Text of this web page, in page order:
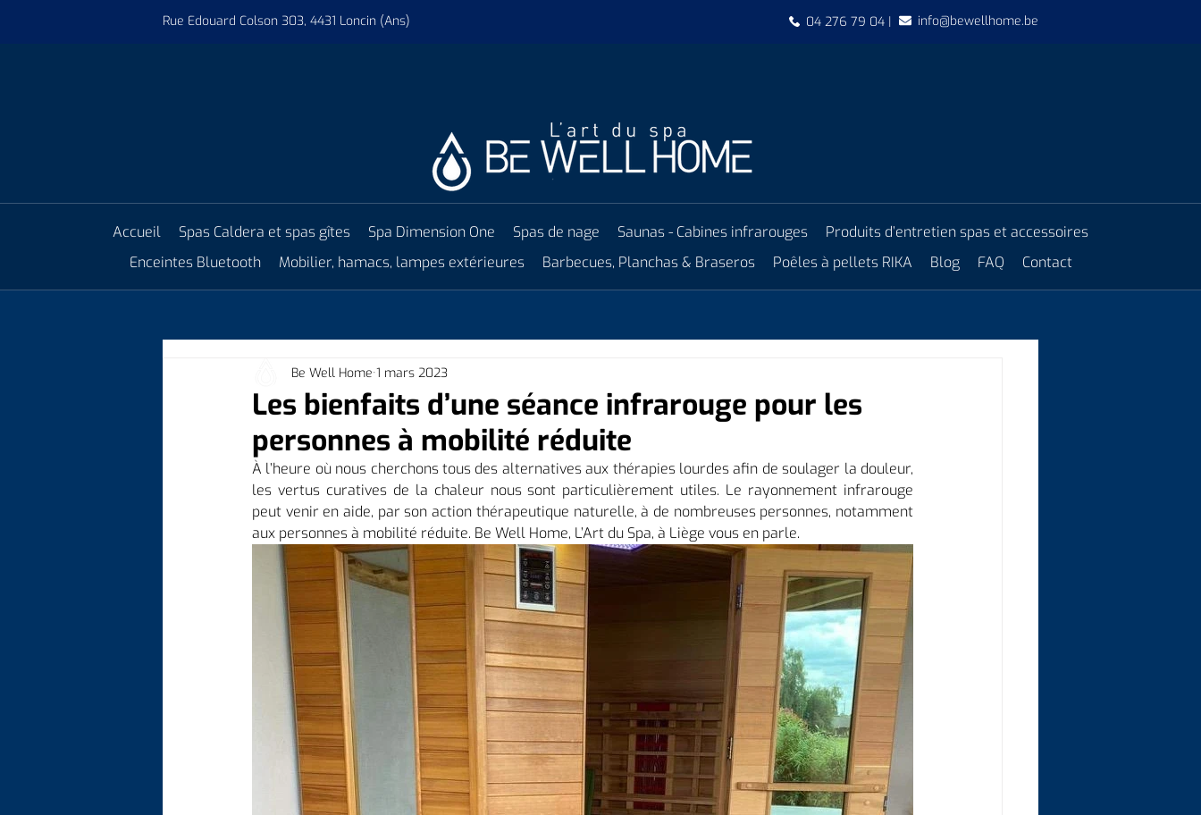
Rue Edouard Colson 303, 4431 Loncin (Ans) 04 276 79 04 | info@bewellhome.be
Accueil Spas Caldera et spas gîtes Spa Dimension One Spas de nage Saunas - Cabines infrarouges
Produits d’entretien spas et accessoires
Enceintes Bluetooth
Mobilier, hamacs, lampes extérieures Barbecues, Planchas & Braseros Poêles à pellets RIKA Blog FAQ Contact
Les bienfaits d’une séance infrarouge pour les
personnes à mobilité réduite
Be Well Home 1 mars 2023
À l’heure où nous cherchons tous des alternatives aux thérapies lourdes afin de soulager la douleur,
les vertus curatives de la chaleur nous sont particulièrement utiles. Le rayonnement infrarouge
peut venir en aide, par son action thérapeutique naturelle, à de nombreuses personnes, notamment
aux personnes à mobilité réduite. Be Well Home, L’Art du Spa, à Liège vous en parle.